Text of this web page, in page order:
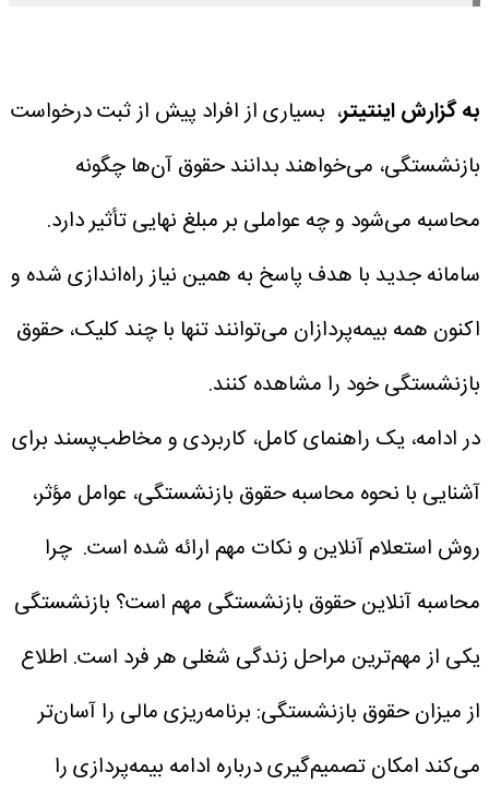
به گزارش اینتیتر، بسیاری از افراد پیش از ثبت درخواست
بازنشستگی، می‌خواهند بدانند حقوق آن‌ها چگونه
محاسبه می‌شود و چه عواملی بر مبلغ نهایی تأثیر دارد.
سامانه جدید با هدف پاسخ به همین نیاز راه‌اندازی شده و
اکنون همه بیمه‌پردازان می‌توانند تنها با چند کلیک، حقوق
بازنشستگی خود را مشاهده کنند.
در ادامه، یک راهنمای کامل، کاربردی و مخاطب‌پسند برای
آشنایی با نحوه محاسبه حقوق بازنشستگی، عوامل مؤثر،
روش استعلام آنلاین و نکات مهم ارائه شده است. چرا
محاسبه آنلاین حقوق بازنشستگی مهم است؟ بازنشستگی
یکی از مهم‌ترین مراحل زندگی شغلی هر فرد است. اطلاع
از میزان حقوق بازنشستگی: برنامه‌ریزی مالی را آسان‌تر
می‌کندامکان تصمیم‌گیری درباره ادامه بیمه‌پردازی را